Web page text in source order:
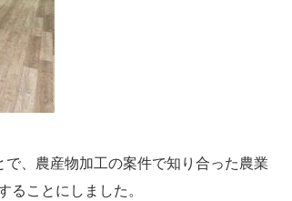
、農産物加工の案件で知り合った農業
ことにしました。